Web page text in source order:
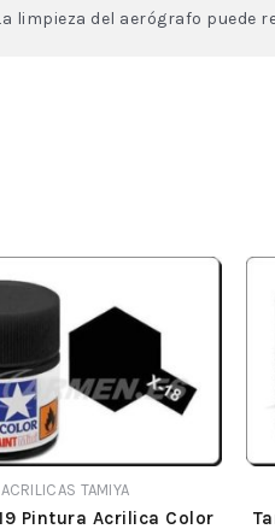
limpieza del aerógrafo puede
ACRILICAS TAMIYA
Pintura Acrilica Color